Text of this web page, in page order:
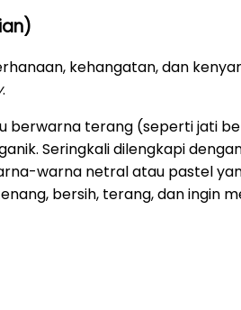
kehangatan, dan
.
berwarna terang (seperti jati
Seringkali dilengkapi
warna netral atau pastel
bersih, terang, dan ingin